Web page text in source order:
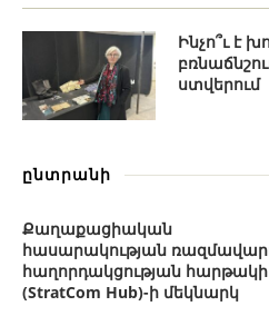
Ինչո՞ւ է
ստվերում
ընտրանի
Քաղաքացիական
հասարակության
հաղորդակցության հարթակի
(StratCom Hub)-ի մեկնարկ